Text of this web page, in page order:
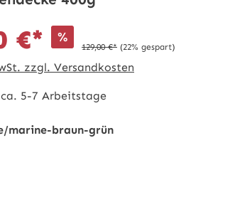
€* %
129,00 €* (22% gespart)
zzgl. Versandkosten
5-7 Arbeitstage
marine-braun-grün